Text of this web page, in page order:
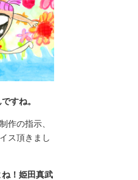
すね。
作の指示、
ス頂きまし
！ 姫田真武